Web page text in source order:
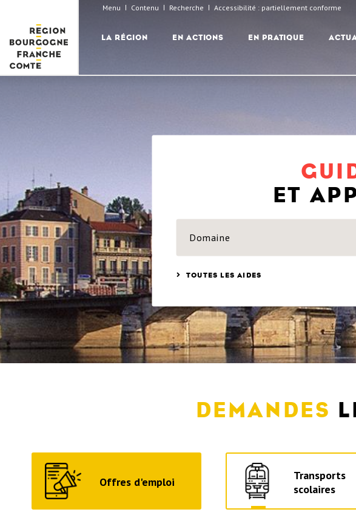
contenu
principal
Menu Contenu Recherche Accessibilité : partiellement conforme
PRINCIPALE
LA RÉGION EN ACTIONS EN PRATIQUE
ET
Domaine
Domaine
TOUTES LES AIDES
DEMANDES
Offres d'emploi
Transports
scolaires
Panneau de gestion des cookies